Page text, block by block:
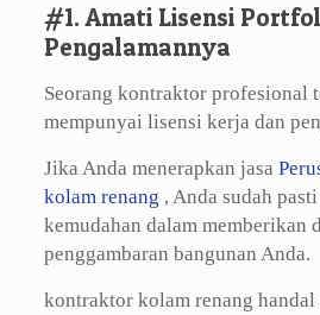
#1. Amati Lisensi
Pengalamannya
Seorang kontraktor profesional
mempunyai lisensi kerja dan
Jika Anda menerapkan jasa
kolam renang , Anda sudah
kemudahan dalam memberikan
penggambaran bangunan Anda.
kontraktor kolam renang handal